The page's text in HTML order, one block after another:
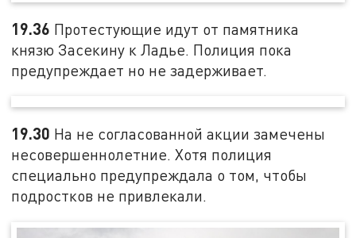
19.36 Протестующие идут от памятника
князю Засекину к Ладье. Полиция пока
предупреждает но не задерживает.
19.30 На не согласованной акции замечены
несовершеннолетние. Хотя полиция
специально предупреждала о том, чтобы
подростков не привлекали.